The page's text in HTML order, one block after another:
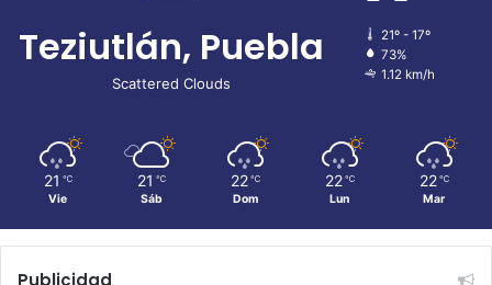
Teziutlán, Puebla
Scattered Clouds
21º - 17º
73%
1.12 km/h
21 ℃
Vie
21 ℃
Sáb
22 ℃
Dom
22 ℃
Lun
22 ℃
Mar